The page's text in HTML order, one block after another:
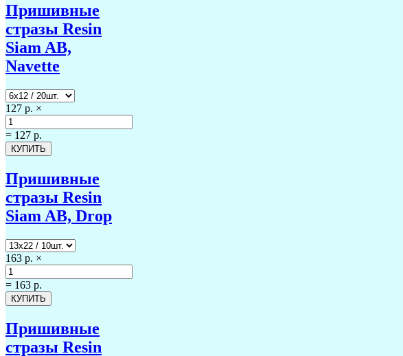
Пришивные
стразы Resin
Siam AB,
Navette
127 р. ×
= 127 р.
Пришивные
стразы Resin
Siam AB, Drop
163 р. ×
= 163 р.
Пришивные
стразы Resin